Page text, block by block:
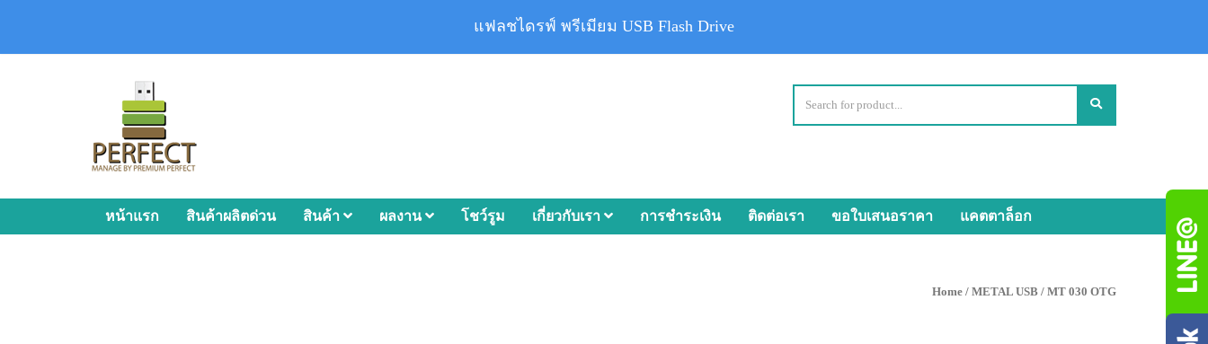
หน้าแรก สินค้าผลิตด่วน สินค้า ผลงาน โชว์รูม เกี่ยวกับเรา การชำระเงิน ติดต่อเรา ขอใบเสนอราคา แคตตาล็อก
Home / METAL USB / MT 030 OTG
แฟลชไดรฟ์ พรีเมียม USB Flash Drive